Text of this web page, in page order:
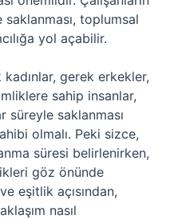
toplumsal
yol açabilir.
gerek erkekler,
sahip insanlar,
süreyle saklanması
olmalı. Peki sizce,
süresi belirlenirken,
göz önünde
eşitlik açısından,
nasıl